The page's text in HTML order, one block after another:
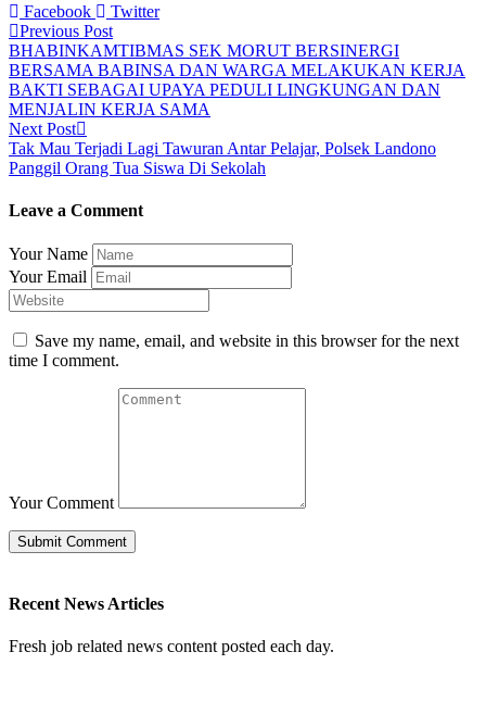
Facebook
Twitter
Previous Post
BHABINKAMTIBMAS SEK MORUT BERSINERGI
BERSAMA BABINSA DAN WARGA MELAKUKAN KERJA
BAKTI SEBAGAI UPAYA PEDULI LINGKUNGAN DAN
MENJALIN KERJA SAMA
Next Post
Tak Mau Terjadi Lagi Tawuran Antar Pelajar, Polsek Landono
Panggil Orang Tua Siswa Di Sekolah
Leave a Comment
Your Name
Your Email
Save my name, email, and website in this browser for the next
time I comment.
Your Comment
Recent News Articles
Fresh job related news content posted each day.